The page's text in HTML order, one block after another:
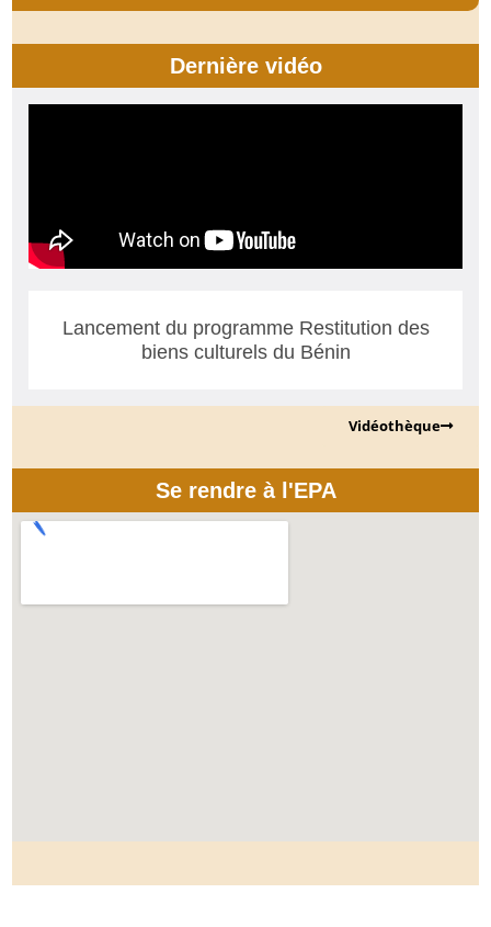
Dernière vidéo
Lancement du programme Restitution des
biens culturels du Bénin
Vidéothèque
Se rendre à l'EPA